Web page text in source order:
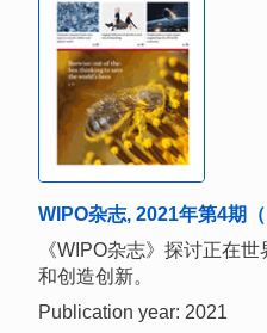
WIPO杂志, 2021年第4期（
《WIPO杂志》探讨正在
和创造创新。
Publication year: 2021